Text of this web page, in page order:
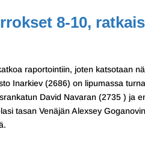
8-10,
raportointiin, joten katsotaan
Inarkiev (2686) on lipumassa
David Navaran (2735 ) ja
tasan Venäjän Alexsey